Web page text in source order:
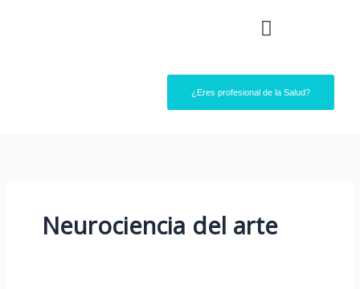
¿Eres profesional de la Salud?
Neurociencia del arte